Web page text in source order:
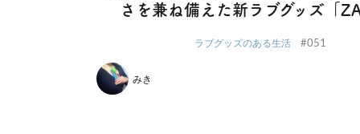
さを兼ね備えた新ラブグッズ「
ラブグッズのある生活 #051
みき